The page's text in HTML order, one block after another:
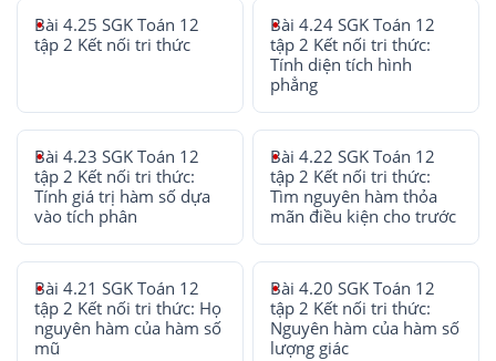
Bài 4.25 SGK Toán 12
tập 2 Kết nối tri thức
Bài 4.24 SGK Toán 12
tập 2 Kết nối tri thức:
Tính diện tích hình
phẳng
Bài 4.23 SGK Toán 12
tập 2 Kết nối tri thức:
Tính giá trị hàm số dựa
vào tích phân
Bài 4.22 SGK Toán 12
tập 2 Kết nối tri thức:
Tìm nguyên hàm thỏa
mãn điều kiện cho trước
Bài 4.21 SGK Toán 12
tập 2 Kết nối tri thức: Họ
nguyên hàm của hàm số
mũ
Bài 4.20 SGK Toán 12
tập 2 Kết nối tri thức:
Nguyên hàm của hàm số
lượng giác